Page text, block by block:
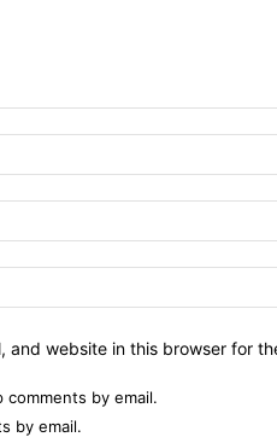
and website in this browser for
by email.
by email.